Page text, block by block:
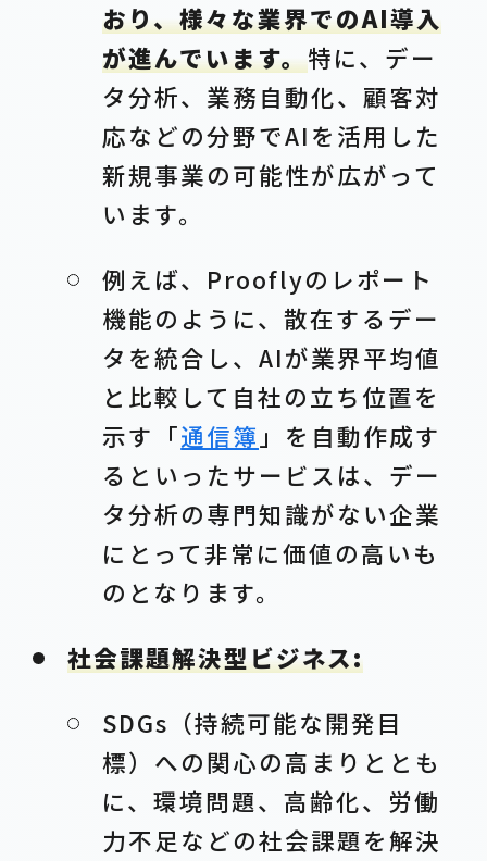
おり、様々な業界でのAI導入
が進んでいます。特に、デー
タ分析、業務自動化、顧客対
応などの分野でAIを活用した
新規事業の可能性が広がって
います。
例えば、Prooflyのレポート
機能のように、散在するデー
タを統合し、AIが業界平均値
と比較して自社の立ち位置を
示す「通信簿 」を自動作成す
るといったサービスは、デー
タ分析の専門知識がない企業
にとって非常に価値の高いも
のとなります。
社会課題解決型ビジネス:
SDGs（持続可能な開発目
標）への関心の高まりととも
に、環境問題、高齢化、労働
力不足などの社会課題を解決